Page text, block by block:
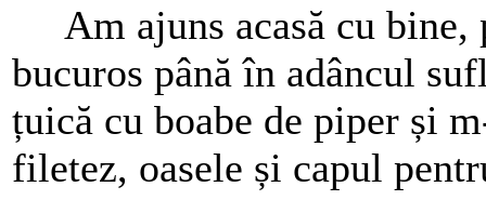
Am ajuns acasă cu
bucuros până în adâncul
țuică cu boabe de piper și
filetez, oasele și capul